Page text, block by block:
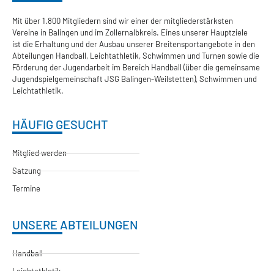
Mit über 1.800 Mitgliedern sind wir einer der mitgliederstärksten
Vereine in Balingen und im Zollernalbkreis. Eines unserer Hauptziele
ist die Erhaltung und der Ausbau unserer Breitensportangebote in den
Abteilungen Handball, Leichtathletik, Schwimmen und Turnen sowie die
Förderung der Jugendarbeit im Bereich Handball (über die gemeinsame
Jugendspielgemeinschaft JSG Balingen-Weilstetten), Schwimmen und
Leichtathletik.
HÄUFIG GESUCHT
Mitglied werden
Satzung
Termine
UNSERE ABTEILUNGEN
Handball